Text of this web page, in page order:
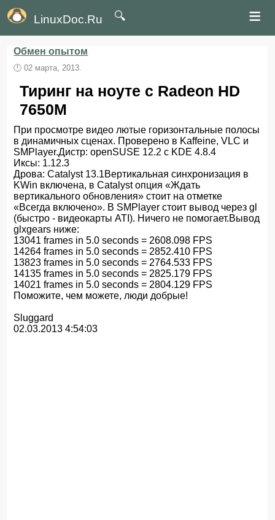
LinuxDoc.Ru 🔍 ≡
Обмен опытом
🕛02 марта, 2013.
Тиринг на ноуте с Radeon HD
7650M
При просмотре видео лютые горизонтальные полосы
в динамичных сценах. Проверено в Kaffeine, VLC и
SMPlayer.Дистр: openSUSE 12.2 c KDE 4.8.4
Иксы: 1.12.3
Дрова: Catalyst 13.1Вертикальная синхронизация в
KWin включена, в Catalyst опция «Ждать
вертикального обновления» стоит на отметке
«Всегда включено». В SMPlayer стоит вывод через gl
(быстро - видеокарты ATI). Ничего не помогает.Вывод
glxgears ниже:
13041 frames in 5.0 seconds = 2608.098 FPS
14264 frames in 5.0 seconds = 2852.410 FPS
13823 frames in 5.0 seconds = 2764.533 FPS
14135 frames in 5.0 seconds = 2825.179 FPS
14021 frames in 5.0 seconds = 2804.129 FPS
Поможите, чем можете, люди добрые!
Sluggard
02.03.2013 4:54:03